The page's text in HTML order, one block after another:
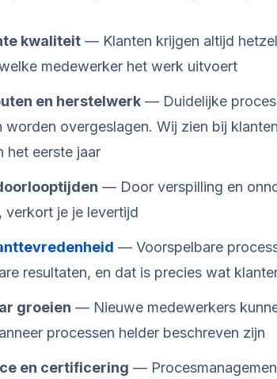
kwaliteit — Klanten krijgen altijd
medewerker het werk uitvoert
en herstelwerk — Duidelijke
worden overgeslagen. Wij zien bij
het eerste jaar
— Door verspilling en
verkort je je levertijd
— Voorspelbare
resultaten, en dat is precies wat
groeien — Nieuwe medewerkers
processen helder beschreven zijn
en certificering —